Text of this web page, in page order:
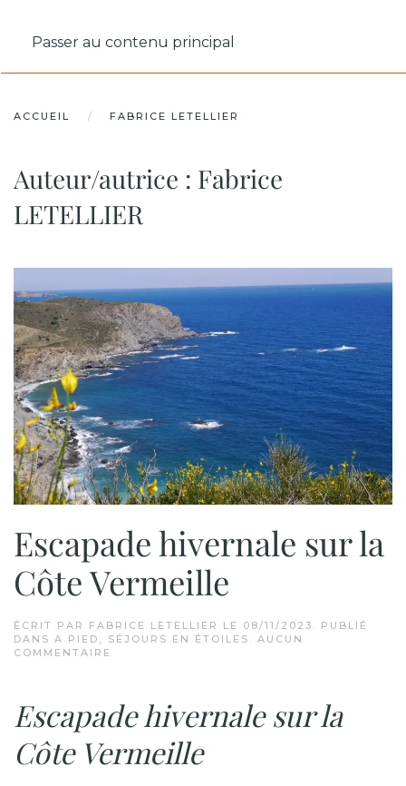
Passer au contenu principal
ACCUEIL FABRICE LETELLIER
Auteur/autrice : Fabrice
LETELLIER
Escapade hivernale sur la
Côte Vermeille
ÉCRIT PAR FABRICE LETELLIER LE 08/11/2023 . PUBLIÉ
DANS A PIED , SÉJOURS EN ÉTOILES . AUCUN
COMMENTAIRE
LA
CÔTE
Escapade hivernale sur la
Côte Vermeille